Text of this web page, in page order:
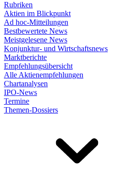
Rubriken
Aktien im Blickpunkt
Ad hoc-Mitteilungen
Bestbewertete News
Meistgelesene News
Konjunktur- und Wirtschaftsnews
Marktberichte
Empfehlungsübersicht
Alle Aktienempfehlungen
Chartanalysen
IPO-News
Termine
Themen-Dossiers